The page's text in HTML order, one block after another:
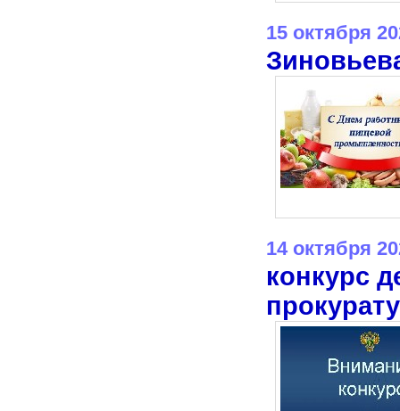
15 октября
14 октября
конкурс